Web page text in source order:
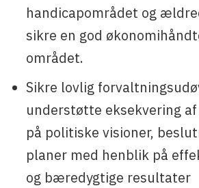
handicapområdet og
sikre en god
området.
Sikre lovlig
understøtte eksekvering
på politiske visioner,
planer med henblik på
og bæredygtige resultater